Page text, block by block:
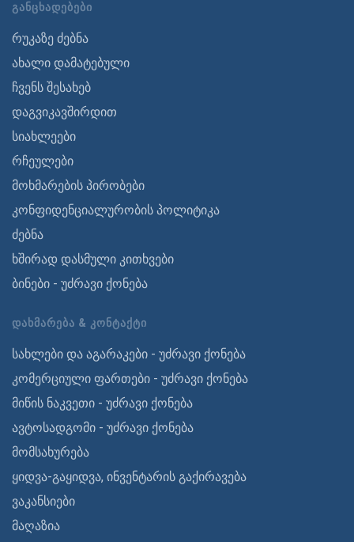
ᲒᲐᲜᲪᲮᲐᲓᲔᲑᲔᲑᲘ
რუკაზე ძებნა
ახალი დამატებული
ჩვენს შესახებ
დაგვიკავშირდით
სიახლეები
რჩეულები
მოხმარების პირობები
კონფიდენციალურობის პოლიტიკა
ძებნა
ხშირად დასმული კითხვები
ბინები - უძრავი ქონება
ᲓᲐᲮᲛᲐᲠᲔᲑᲐ & ᲙᲝᲜᲢᲐᲥᲢᲘ
სახლები და აგარაკები - უძრავი ქონება
კომერციული ფართები - უძრავი ქონება
მიწის ნაკვეთი - უძრავი ქონება
ავტოსადგომი - უძრავი ქონება
მომსახურება
ყიდვა-გაყიდვა, ინვენტარის გაქირავება
ვაკანსიები
მაღაზია